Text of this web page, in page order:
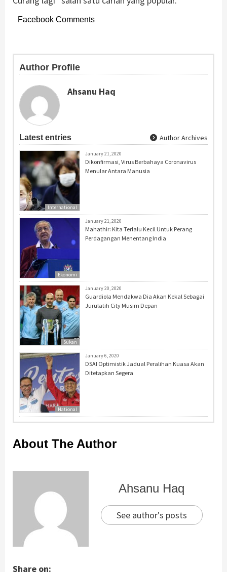
Facebook Comments
Author Profile
Ahsanu Haq
Latest entries Author Archives
International
January 21, 2020
Dikonfirmasi, Virus Berbahaya Coronavirus
Menular Antara Manusia
Ekonomi
January 21, 2020
Mahathir: Kita Terlalu Kecil Untuk Perang
Perdagangan Menentang India
Sukan
January 20, 2020
Guardiola Mendakwa Dia Akan Kekal Sebagai
Jurulatih City Musim Depan
National
January 6, 2020
DSAI Optimistik Jadual Peralihan Kuasa Akan
Ditetapkan Segera
About The Author
Ahsanu Haq
See author's posts
Share on: